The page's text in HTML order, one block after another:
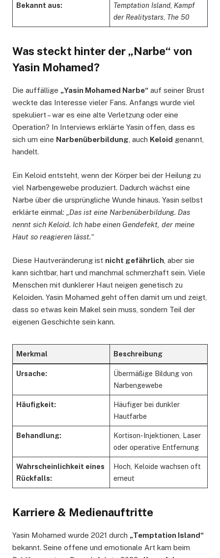
Bekannt aus: Temptation Island Kampf
der Realitystars The 50
Was steckt hinter der „Narbe“ von
Yasin Mohamed?
Die auffällige „Yasin Mohamed Narbe“ auf seiner Brust
weckte das Interesse vieler Fans. Anfangs wurde viel
spekuliert – war es eine alte Verletzung oder eine
Operation? In Interviews erklärte Yasin offen, dass es
sich um eine Narbenüberbildung , auch Keloid genannt,
handelt.
Ein Keloid entsteht, wenn der Körper bei der Heilung zu
viel Narbengewebe produziert. Dadurch wächst eine
Narbe über die ursprüngliche Wunde hinaus. Yasin selbst
erklärte einmal:
„Das ist eine Narbenüberbildung. Das
nennt sich Keloid. Ich habe einen Gendefekt, der meine
Haut so reagieren lässt.“
Diese Hautveränderung ist nicht gefährlich , aber sie
kann sichtbar, hart und manchmal schmerzhaft sein. Viele
Menschen mit dunklerer Haut neigen genetisch zu
Keloiden. Yasin Mohamed geht offen damit um und zeigt,
dass so etwas kein Makel sein muss, sondern Teil der
eigenen Geschichte sein kann.
Merkmal Beschreibung
Ursache:
Übermäßige Bildung von
Narbengewebe
Häufigkeit:
Häufiger bei dunkler
Hautfarbe
Behandlung:
Kortison-Injektionen, Laser
oder operative Entfernung
Wahrscheinlichkeit eines
Rückfalls:
Hoch, Keloide wachsen oft
erneut
Karriere & Medienauftritte
Yasin Mohamed wurde 2021 durch „Temptation Island“
bekannt. Seine offene und emotionale Art kam beim